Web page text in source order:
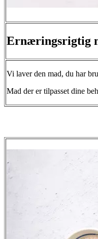
Ernæringsrigtig
Vi laver den mad, du har
Mad der er tilpasset dine